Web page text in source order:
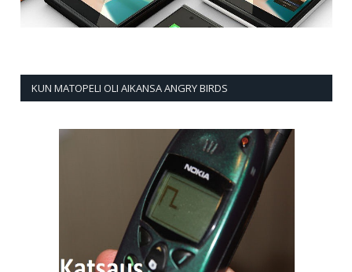
KUN MATOPELI OLI AIKANSA ANGRY BIRDS